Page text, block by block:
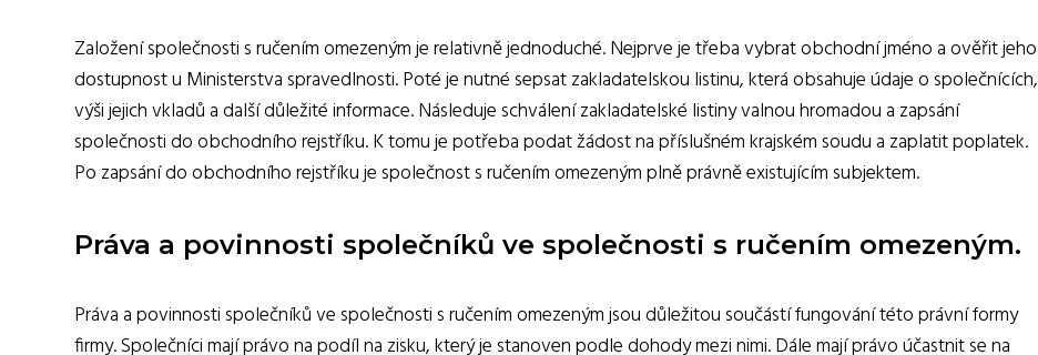
Založení společnosti s ručením omezeným je relativně jednoduché. Nejprve je třeba vybrat obchodní jméno a ověřit jeho
dostupnost u Ministerstva spravedlnosti. Poté je nutné sepsat zakladatelskou listinu, která obsahuje údaje o společnících,
výši jejich vkladů a další důležité informace. Následuje schválení zakladatelské listiny valnou hromadou a zapsání
společnosti do obchodního rejstříku. K tomu je potřeba podat žádost na příslušném krajském soudu a zaplatit poplatek.
Po zapsání do obchodního rejstříku je společnost s ručením omezeným plně právně existujícím subjektem.
Práva a povinnosti společníků ve společnosti s ručením omezeným.
Práva a povinnosti společníků ve společnosti s ručením omezeným jsou důležitou součástí fungování této právní formy
firmy. Společníci mají právo na podíl na zisku, který je stanoven podle dohody mezi nimi. Dále mají právo účastnit se na